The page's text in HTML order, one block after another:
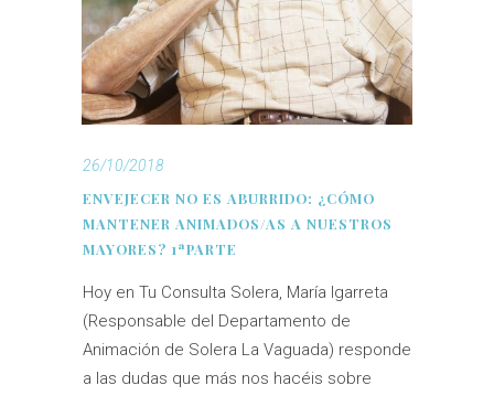
26/10/2018
ENVEJECER NO ES ABURRIDO: ¿CÓMO
MANTENER ANIMADOS/AS A NUESTROS
MAYORES? 1ªPARTE
Hoy en Tu Consulta Solera, María Igarreta
(Responsable del Departamento de
Animación de Solera La Vaguada) responde
a las dudas que más nos hacéis sobre